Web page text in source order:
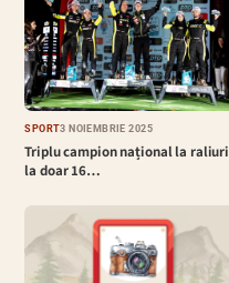
SPORT3 NOIEMBRIE 2025
Triplu campion național la raliuri
la doar 16…